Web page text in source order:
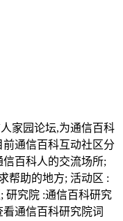
家园论坛,为通信百科
通信百科互动社区分
百科人的交流场所;
帮助的地方; 活动区 :
研究院 :通信百科研究
通信百科研究院词